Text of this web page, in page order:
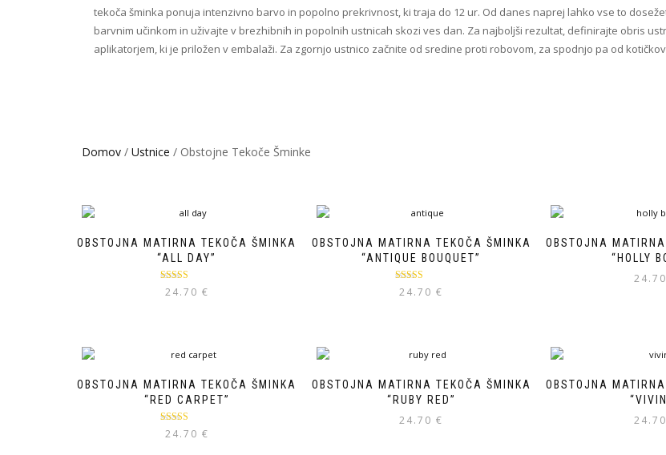
tekoča šminka ponuja intenzivno barvo in popolno prekrivnost, ki traja do 12 ur. Od danes naprej lahko vse to
barvnim učinkom in uživajte v brezhibnih in popolnih ustnicah skozi ves dan. Za najboljši rezultat, definirajte obris
aplikatorjem, ki je priložen v embalaži. Za zgornjo ustnico začnite od sredine proti robovom, za spodnjo pa od
Domov / Ustnice / Obstojne Tekoče Šminke
OBSTOJNA MATIRNA TEKOČA ŠMINKA
“ALL DAY”
Ocenjeno
5.00od 5
24.70 €
OBSTOJNA MATIRNA TEKOČA ŠMINKA
“ANTIQUE BOUQUET”
Ocenjeno
5.00 od 5
24.70€
OBSTOJNA
“HOLLY
24.70
OBSTOJNA MATIRNA TEKOČA ŠMINKA
“RED CARPET”
Ocenjeno
5.00od 5
24.70 €
OBSTOJNA MATIRNA TEKOČA ŠMINKA
“RUBY RED”
24.70€
OBSTOJNA
24.70